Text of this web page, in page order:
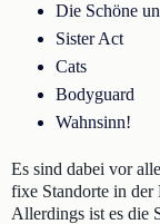
Die Schöne
Sister Act
Cats
Bodyguard
Wahnsinn!
Es sind dabei vor
fixe Standorte in der
Allerdings ist es die